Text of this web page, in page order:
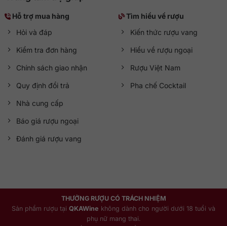
Hỗ trợ mua hàng
Hỏi và đáp
Kiểm tra đơn hàng
Chính sách giao nhận
Quy định đổi trả
Nhà cung cấp
Báo giá rượu ngoại
Đánh giá rượu vang
Tìm hiểu về rượu
Kiến thức rượu vang
Hiểu về rượu ngoại
Rượu Việt Nam
Pha chế Cocktail
THƯỞNG RƯỢU CÓ TRÁCH NHIỆM
Sản phẩm rượu tại QKAWine không dành cho người dưới 18 tuổi và
phụ nữ mang thai.